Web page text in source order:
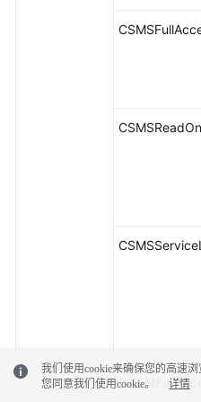
我们使用cookie来确保您的高速
您同意我们使用cookie。
详情